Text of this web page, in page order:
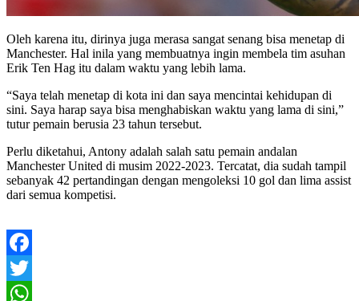
Oleh karena itu, dirinya juga merasa sangat senang bisa menetap di
Manchester. Hal inila yang membuatnya ingin membela tim asuhan
Erik Ten Hag itu dalam waktu yang lebih lama.
“Saya telah menetap di kota ini dan saya mencintai kehidupan di
sini. Saya harap saya bisa menghabiskan waktu yang lama di sini,”
tutur pemain berusia 23 tahun tersebut.
Perlu diketahui, Antony adalah salah satu pemain andalan
Manchester United di musim 2022-2023. Tercatat, dia sudah tampil
sebanyak 42 pertandingan dengan mengoleksi 10 gol dan lima assist
dari semua kompetisi.
Facebook
Twitter